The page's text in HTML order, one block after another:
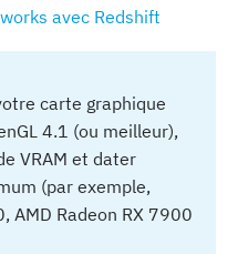
avec Redshift
carte graphique
4.1 (ou meilleur),
VRAM et dater
(par exemple,
AMD Radeon RX 7900